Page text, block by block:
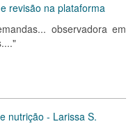
revisão na plataforma
observadora em
nutrição - Larissa S.